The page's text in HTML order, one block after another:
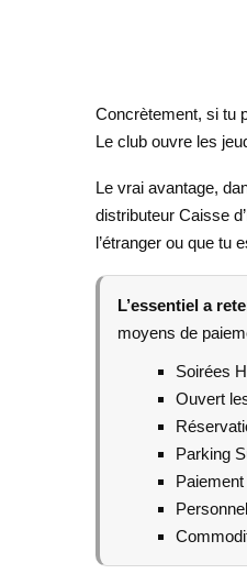
Concrètement, si tu
Le club ouvre les
Le vrai avantage,
distributeur Caisse
l’étranger ou que tu
L’essentiel a
moyens de
Soirées
Ouvert
Parking